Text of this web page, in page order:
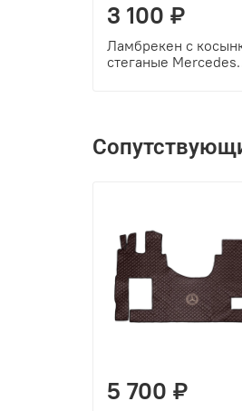
3 100 ₽
Ламбрекен с
стеганые Mercedes
5 700 ₽